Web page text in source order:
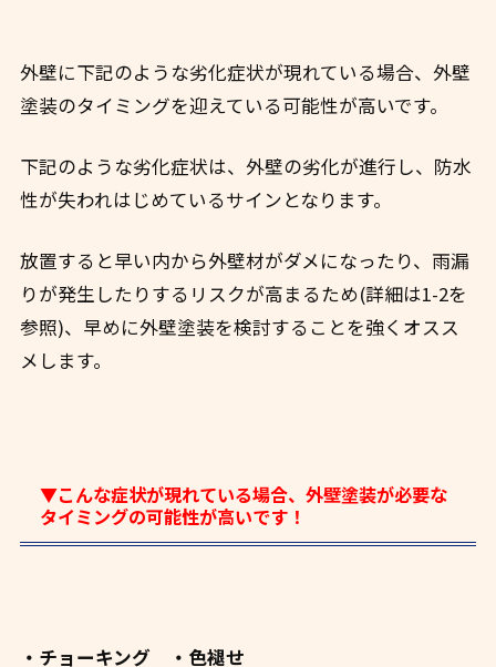
外壁に下記のような劣化症状が現れている場合、外壁
塗装のタイミングを迎えている可能性が高いです。
下記のような劣化症状は、外壁の劣化が進行し、防水
性が失われはじめているサインとなります。
放置すると早い内から外壁材がダメになったり、雨漏
りが発生したりするリスクが高まるため(詳細は1-2を
参照)、早めに外壁塗装を検討することを強くオスス
メします。
▼こんな症状が現れている場合、外壁塗装が必要な
タイミングの可能性が高いです！
・チョーキング ・色褪せ